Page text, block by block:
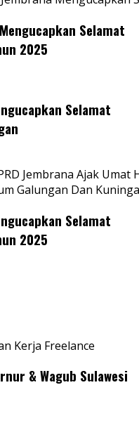
Selamat
2025
Selamat
Jembrana Ajak
Galungan Dan
Selamat
2025
Kerja Freelance
& Wagub Sulawesi